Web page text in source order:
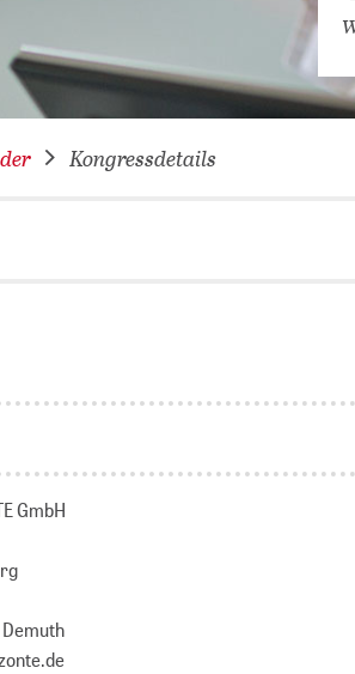
VERNETZEN: WIR FÜR
Kongressdetails
GmbH